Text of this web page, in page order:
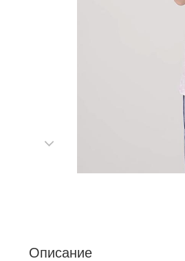
Описание